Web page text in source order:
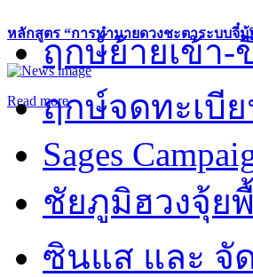
หลักสูตร “การทำนายดวงชะตาระบบจี๋มุ้
Read more
ฤกษ์ย้ายเข้า-
ฤกษ์จดทะเบี
Sages
ชัยภูมิฮวงจุ้ย
ซินแส และ จั